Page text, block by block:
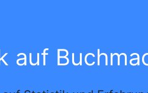
auf